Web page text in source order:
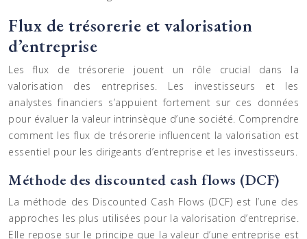
Flux de trésorerie et valorisation
d’entreprise
Les flux de trésorerie jouent un rôle crucial dans la
valorisation des entreprises. Les investisseurs et les
analystes financiers s’appuient fortement sur ces données
pour évaluer la valeur intrinsèque d’une société. Comprendre
comment les flux de trésorerie influencent la valorisation est
essentiel pour les dirigeants d’entreprise et les investisseurs.
Méthode des discounted cash flows (DCF)
La méthode des Discounted Cash Flows (DCF) est l’une des
approches les plus utilisées pour la valorisation d’entreprise.
Elle repose sur le principe que la valeur d’une entreprise est